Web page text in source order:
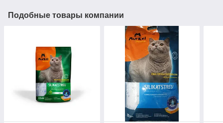
Подобные товары компании